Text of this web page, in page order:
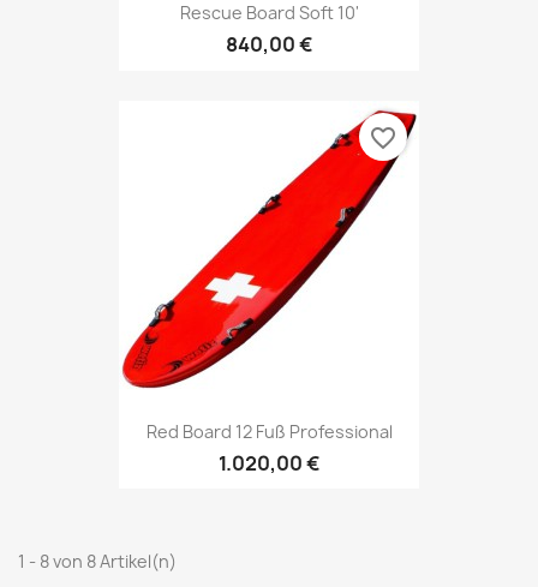
Rescue Board Soft 10'
840,00 €
Red Board 12 Fuß Professional
1.020,00 €
favorite_border
1 - 8 von 8 Artikel(n)